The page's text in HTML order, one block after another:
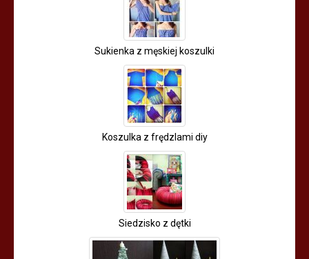
Sukienka z męskiej koszulki
Koszulka z frędzlami diy
Siedzisko z dętki